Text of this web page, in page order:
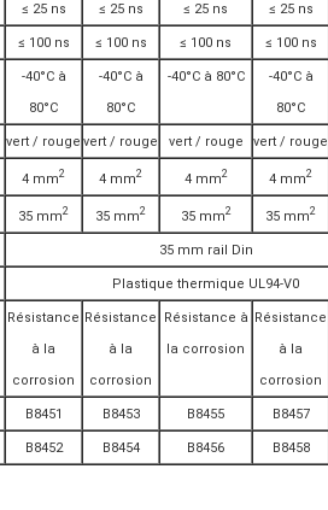
≤ 25 ns ≤ 25 ns ≤ 25 ns ≤ 25 ns
≤ 100 ns ≤ 100 ns ≤ 100 ns ≤ 100 ns
-40°C à
80°C
-40°C à
80°C
-40°C à 80°C
-40°C à
80°C
vert / rouge vert / rouge vert / rouge vert / rouge
4 mm2 4 mm2 4 mm2 4 mm2
35 mm2 35 mm2 35 mm2 35 mm2
35 mm rail Din
Plastique thermique UL94-V0
Résistance
à la
corrosion
Résistance
à la
corrosion
Résistance à
la corrosion
Résistance
à la
corrosion
B8451 B8453 B8455 B8457
B8452 B8454 B8456 B8458